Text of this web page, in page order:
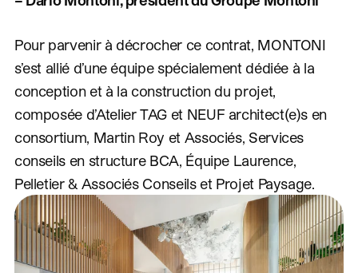
Pour parvenir à décrocher ce contrat, MONTONI
s’est allié d’une équipe spécialement dédiée à la
conception et à la construction du projet,
composée d’Atelier TAG et NEUF architect(e)s en
consortium, Martin Roy et Associés, Services
conseils en structure BCA, Équipe Laurence,
Pelletier & Associés Conseils et Projet Paysage.